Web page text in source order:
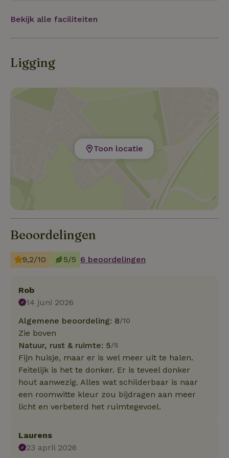
is gelegen aan de ingang van het nationaal park
Hoge Kempen en dichtbij de steden Maastricht,
Hasselt en Genk. Lange wandelingen /
mountainbiketochten direct vanuit de pipowagen
Bekijk alle faciliteiten
Ligging
Toon locatie
Beoordelingen
9,2/10 5/5 6 beoordelingen
Rob
14 juni 2026
Algemene beoordeling: 8/10
Zie boven
Natuur, rust & ruimte: 5/5
Fijn huisje, maar er is wel meer uit te halen.
Feitelijk is het te donker. Er is teveel donker
hout aanwezig. Alles wat schilderbaar is naar
een roomwitte kleur zou bijdragen aan meer
licht en verbeterd het ruimtegevoel.
Laurens
23 april 2026